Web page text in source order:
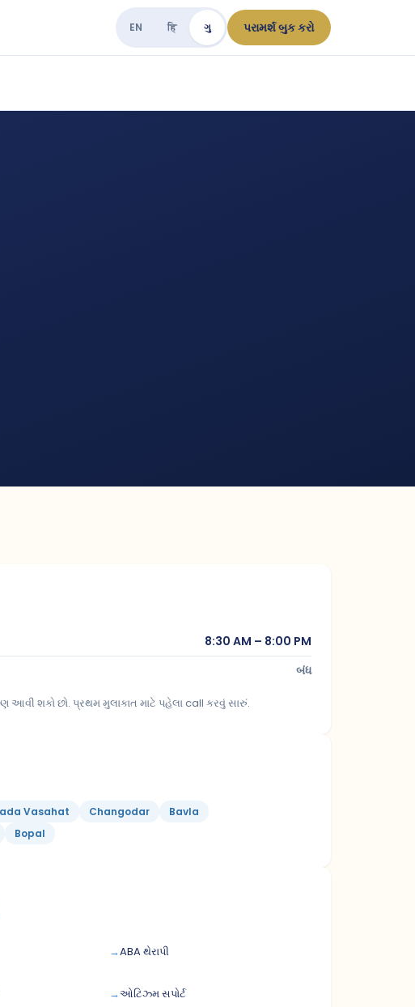
EN हि ગુ પરામર્શ બુક કરો
8:30 AM – 8:00 PM
બંધ
આવી શકો છો. પ્રથમ મુલાકાત માટે પહેલા call કરવું સારું.
Vasahat Changodar
Bavla
Bopal
ABA થેરાપી
ઓટિઝ્મ સપોર્ટ